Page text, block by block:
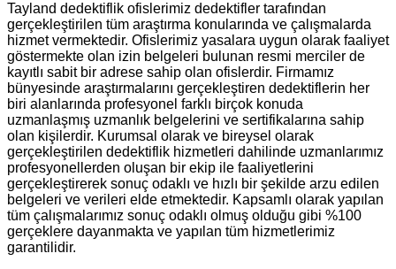
Tayland dedektiflik ofislerimiz dedektifler tarafından
gerçekleştirilen tüm araştırma konularında ve çalışmalarda
hizmet vermektedir. Ofislerimiz yasalara uygun olarak faaliyet
göstermekte olan izin belgeleri bulunan resmi merciler de
kayıtlı sabit bir adrese sahip olan ofislerdir. Firmamız
bünyesinde araştırmalarını gerçekleştiren dedektiflerin her
biri alanlarında profesyonel farklı birçok konuda
uzmanlaşmış uzmanlık belgelerini ve sertifikalarına sahip
olan kişilerdir. Kurumsal olarak ve bireysel olarak
gerçekleştirilen dedektiflik hizmetleri dahilinde uzmanlarımız
profesyonellerden oluşan bir ekip ile faaliyetlerini
gerçekleştirerek sonuç odaklı ve hızlı bir şekilde arzu edilen
belgeleri ve verileri elde etmektedir. Kapsamlı olarak yapılan
tüm çalışmalarımız sonuç odaklı olmuş olduğu gibi %100
gerçeklere dayanmakta ve yapılan tüm hizmetlerimiz
garantilidir.